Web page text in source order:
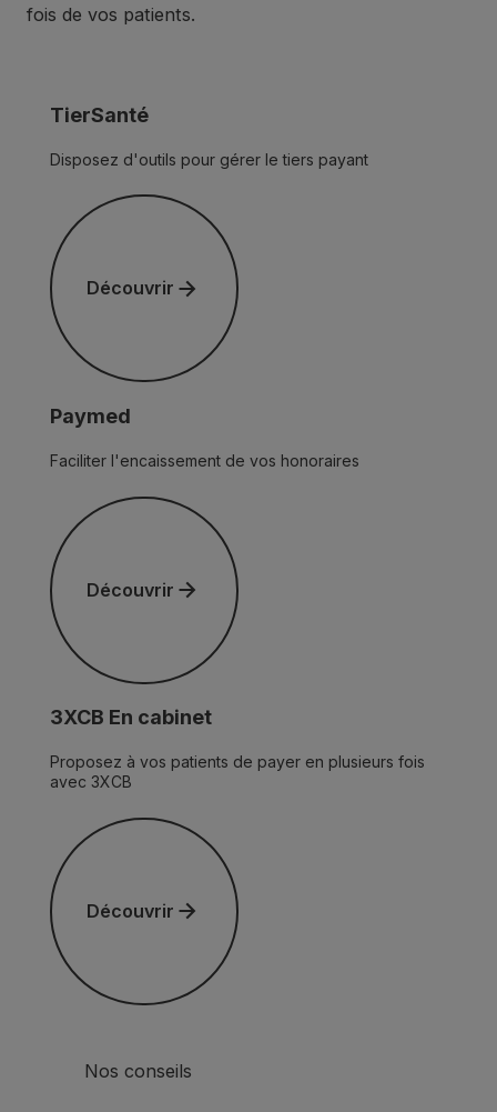
fois de vos patients.
TierSanté
Disposez d'outils pour gérer le tiers payant
Découvrir
Découvrir
Paymed
Faciliter l'encaissement de vos honoraires
Découvrir
Découvrir
3XCB En cabinet
Proposez à vos patients de payer en plusieurs fois
avec 3XCB
Découvrir
Découvrir
Nos conseils